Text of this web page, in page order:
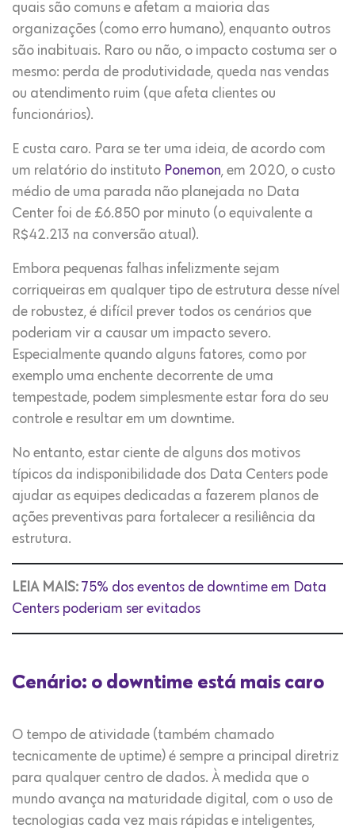
quais são comuns e afetam a maioria das
organizações (como erro humano), enquanto outros
são inabituais. Raro ou não, o impacto costuma ser o
mesmo: perda de produtividade, queda nas vendas
ou atendimento ruim (que afeta clientes ou
funcionários).
E custa caro. Para se ter uma ideia, de acordo com
um relatório do instituto Ponemon, em 2020, o custo
médio de uma parada não planejada no Data
Center foi de £6.850 por minuto (o equivalente a
R$42.213 na conversão atual).
Embora pequenas falhas infelizmente sejam
corriqueiras em qualquer tipo de estrutura desse nível
de robustez, é difícil prever todos os cenários que
poderiam vir a causar um impacto severo.
Especialmente quando alguns fatores, como por
exemplo uma enchente decorrente de uma
tempestade, podem simplesmente estar fora do seu
controle e resultar em um downtime.
No entanto, estar ciente de alguns dos motivos
típicos da indisponibilidade dos Data Centers pode
ajudar as equipes dedicadas a fazerem planos de
ações preventivas para fortalecer a resiliência da
estrutura.
LEIA MAIS: 75% dos eventos de downtime em Data
Centers poderiam ser evitados
Cenário: o downtime está mais caro
O tempo de atividade (também chamado
tecnicamente de uptime) é sempre a principal diretriz
para qualquer centro de dados. À medida que o
mundo avança na maturidade digital, com o uso de
tecnologias cada vez mais rápidas e inteligentes,